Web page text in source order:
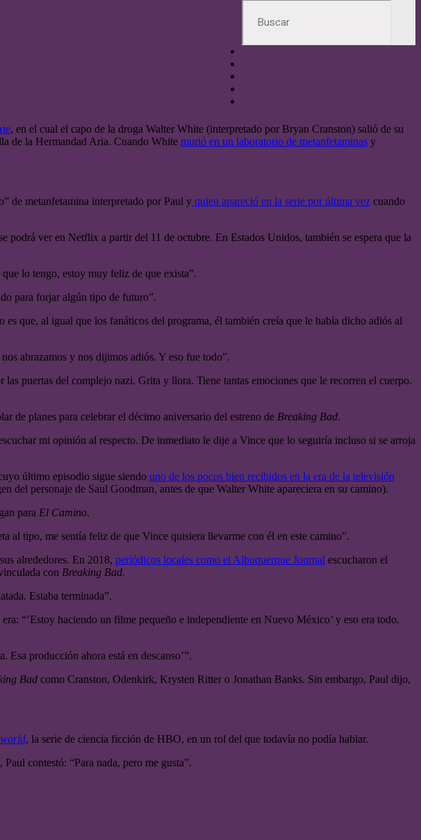
, en el cual el capo de la droga Walter White (interpretado por Bryan Cranston) salió de su
de la Hermandad Aria. Cuando White murió en un laboratorio de metanfetaminas y
de metanfetamina interpretado por Paul y quien apareció en la serie por última vez cuando
ver en Netflix a partir del 11 de octubre. En Estados Unidos, también se espera que la
lo tengo, estoy muy feliz de que exista”.
para forjar algún tipo de futuro”.
que, al igual que los fanáticos del programa, él también creía que le había dicho adiós al
abrazamos y nos dijimos adiós. Y eso fue todo”.
puertas del complejo nazi. Grita y llora. Tiene tantas emociones que le recorren el cuerpo.
de planes para celebrar el décimo aniversario del estreno de Breaking Bad.
mi opinión al respecto. De inmediato le dije a Vince que lo seguiría incluso si se arroja
último episodio sigue siendo uno de los pocos bien recibidos en la era de la televisión
del personaje de Saul Goodman, antes de que Walter White apareciera en su camino).
para El Camino.
al tipo, me sentía feliz de que Vince quisiera llevarme con él en este camino”.
alrededores. En 2018, periódicos locales como el Albuquerque Journal escucharon el
con Breaking Bad.
Estaba terminada”.
“‘Estoy haciendo un filme pequeño e independiente en Nuevo México’ y eso era todo.
Esa producción ahora está en descanso’”.
Bad como Cranston, Odenkirk, Krysten Ritter o Jonathan Banks. Sin embargo, Paul dijo,
, la serie de ciencia ficción de HBO, en un rol del que todavía no podía hablar.
contestó: “Para nada, pero me gusta”.